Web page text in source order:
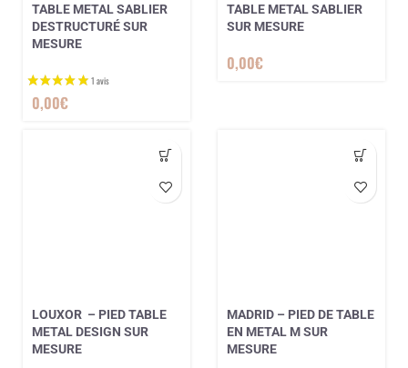
TABLE METAL SABLIER
DESTRUCTURÉ SUR
MESURE
0,00€
TABLE METAL SABLIER
SUR MESURE
0,00€
LOUXOR – PIED TABLE
METAL DESIGN SUR
MESURE
MADRID – PIED DE TABLE
EN METAL M SUR
MESURE